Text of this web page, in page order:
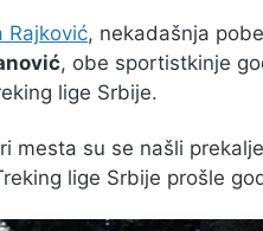
Rajković, nekadašnja
, obe sportistkinje
lige Srbije.
mesta su se našli
lige Srbije prošle